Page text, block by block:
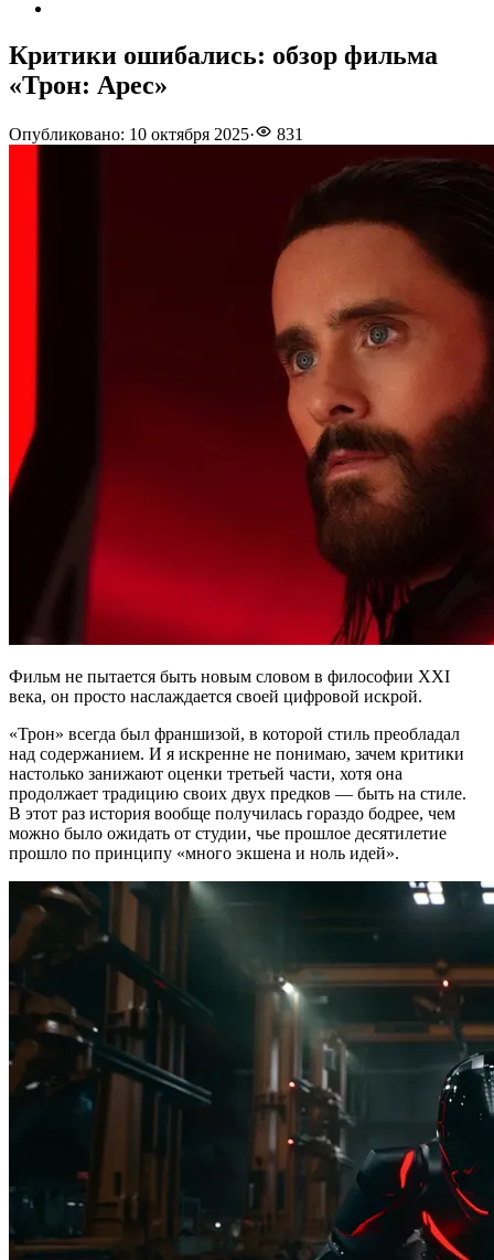
Критики ошибались: обзор фильма
«Трон: Арес»
Опубликовано: 10 октября 2025· 831
Фильм не пытается быть новым словом в философии XXI
века, он просто наслаждается своей цифровой искрой.
«Трон» всегда был франшизой, в которой стиль преобладал
над содержанием. И я искренне не понимаю, зачем критики
настолько занижают оценки третьей части, хотя она
продолжает традицию своих двух предков — быть на стиле.
В этот раз история вообще получилась гораздо бодрее, чем
можно было ожидать от студии, чье прошлое десятилетие
прошло по принципу «много экшена и ноль идей».